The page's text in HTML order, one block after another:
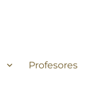
Profesores